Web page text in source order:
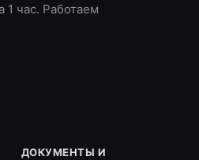
1 час. Работаем
ДОКУМЕНТЫ И